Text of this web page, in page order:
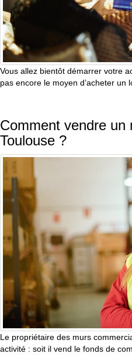
Vous allez bientôt démarrer votre
pas encore le moyen d’acheter un
Comment vendre un
Toulouse ?
Le propriétaire des murs
activité : soit il vend le fonds de